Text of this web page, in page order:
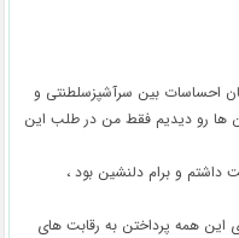
احساسات بین سرآشپز‌سلطنتی و
رو دیدیم فقط من در طلب این
و برام دلنشین بود ،
این همه پرداختن به رقابت های